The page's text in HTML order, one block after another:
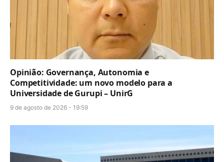
Opinião: Governança, Autonomia e
Competitividade: um novo modelo para a
Universidade de Gurupi – UnirG
9 de agosto de 2026 - 19:59